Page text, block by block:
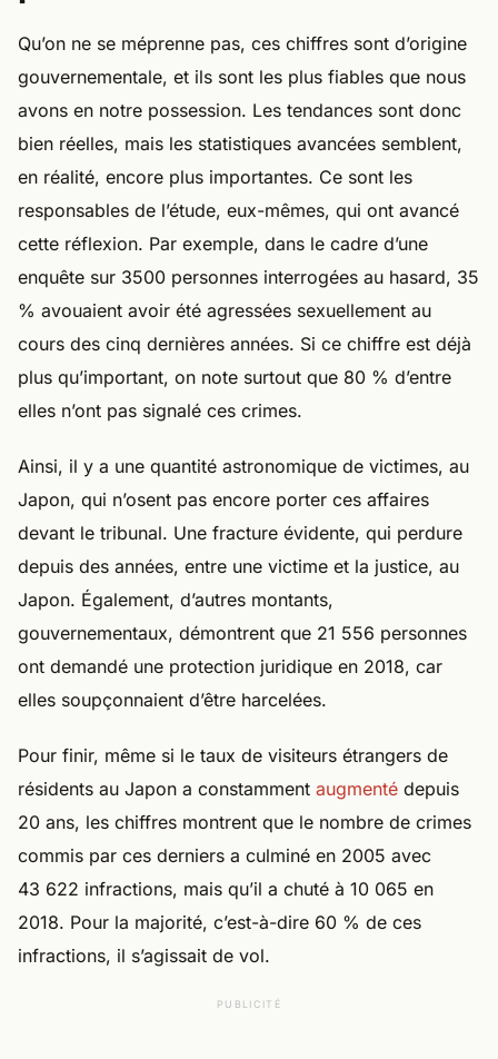
Qu’on ne se méprenne pas, ces chiffres sont d’origine
gouvernementale, et ils sont les plus fiables que nous
avons en notre possession. Les tendances sont donc
bien réelles, mais les statistiques avancées semblent,
en réalité, encore plus importantes. Ce sont les
responsables de l’étude, eux-mêmes, qui ont avancé
cette réflexion. Par exemple, dans le cadre d’une
enquête sur 3500 personnes interrogées au hasard, 35
% avouaient avoir été agressées sexuellement au
cours des cinq dernières années. Si ce chiffre est déjà
plus qu’important, on note surtout que 80 % d’entre
elles n’ont pas signalé ces crimes.
Ainsi, il y a une quantité astronomique de victimes, au
Japon, qui n’osent pas encore porter ces affaires
devant le tribunal. Une fracture évidente, qui perdure
depuis des années, entre une victime et la justice, au
Japon. Également, d’autres montants,
gouvernementaux, démontrent que 21 556 personnes
ont demandé une protection juridique en 2018, car
elles soupçonnaient d’être harcelées.
Pour finir, même si le taux de visiteurs étrangers de
résidents au Japon a constamment augmenté depuis
20 ans, les chiffres montrent que le nombre de crimes
commis par ces derniers a culminé en 2005 avec
43 622 infractions, mais qu’il a chuté à 10 065 en
2018. Pour la majorité, c’est-à-dire 60 % de ces
infractions, il s’agissait de vol.
PUBLICITÉ